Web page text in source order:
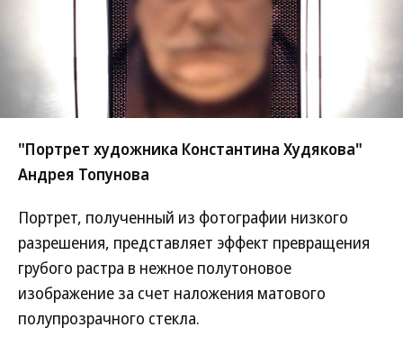
"Портрет художника Константина Худякова"
Андрея Топунова
Портрет, полученный из фотографии низкого
разрешения, представляет эффект превращения
грубого растра в нежное полутоновое
изображение за счет наложения матового
полупрозрачного стекла.